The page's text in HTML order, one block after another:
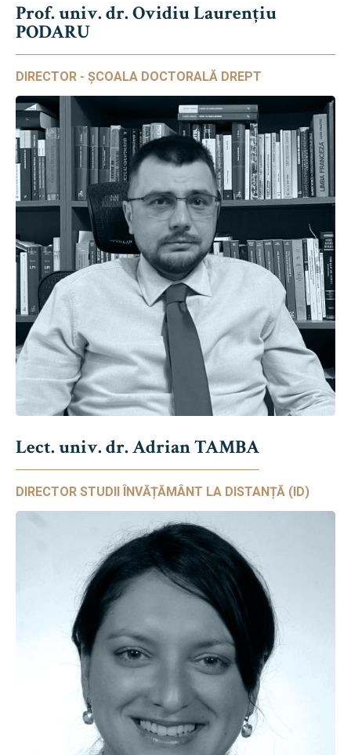
Prof. univ. dr. Ovidiu Laurențiu
PODARU
DIRECTOR - ȘCOALA DOCTORALĂ DREPT
Lect. univ. dr. Adrian TAMBA
DIRECTOR STUDII ÎNVĂȚĂMÂNT LA DISTANȚĂ (ID)